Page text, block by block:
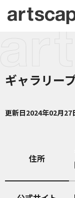
ギャラリー
更新日2024年02月27
住所